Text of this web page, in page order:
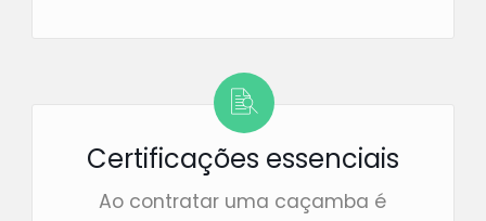
Certificações essenciais
Ao contratar uma caçamba é